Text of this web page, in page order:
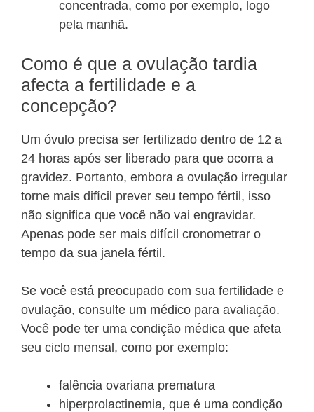
concentrada, como por exemplo, logo
pela manhã.
Como é que a ovulação tardia
afecta a fertilidade e a
concepção?
Um óvulo precisa ser fertilizado dentro de 12 a
24 horas após ser liberado para que ocorra a
gravidez. Portanto, embora a ovulação irregular
torne mais difícil prever seu tempo fértil, isso
não significa que você não vai engravidar.
Apenas pode ser mais difícil cronometrar o
tempo da sua janela fértil.
Se você está preocupado com sua fertilidade e
ovulação, consulte um médico para avaliação.
Você pode ter uma condição médica que afeta
seu ciclo mensal, como por exemplo:
falência ovariana prematura
hiperprolactinemia, que é uma condição